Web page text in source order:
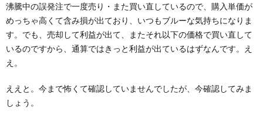
沸騰中の誤発注で一度売り・また買い直しているので、購入単価が
めっちゃ高くて含み損が出ており、いつもブルーな気持ちになりま
す。でも、売却して利益が出て、またそれ以下の価格で買い直して
いるのですから、通算ではきっと利益が出ているはずなんです。え
え。
ええと。今まで怖くて確認していませんでしたが、今確認してみま
しょう。